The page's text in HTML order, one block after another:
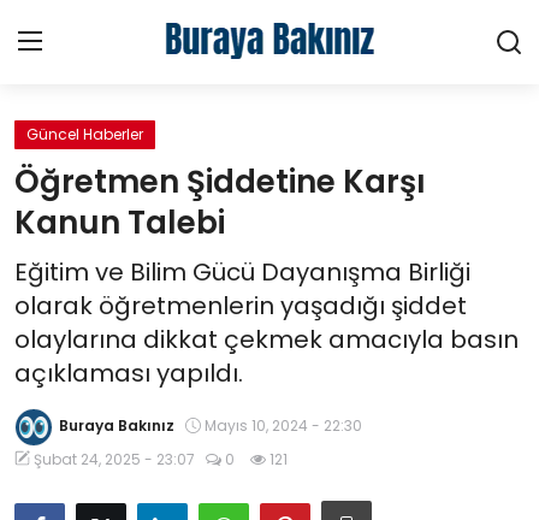
Ana Sayfa
Haberler
Kütüphane
Sektörel
Teknoloji
Video
Hakkımızda
Güncel Haberler
Öğretmen Şiddetine Karşı
Kanun Talebi
Eğitim ve Bilim Gücü Dayanışma Birliği
olarak öğretmenlerin yaşadığı şiddet
olaylarına dikkat çekmek amacıyla basın
açıklaması yapıldı.
Buraya Bakınız
Mayıs 10, 2024 - 22:30
Şubat 24, 2025 - 23:07
0 121